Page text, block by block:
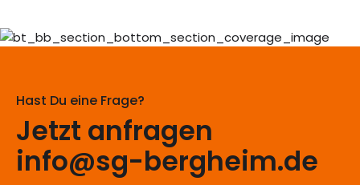
8
9
0
9
0
Hast Du eine Frage?
Jetzt anfragen
info@sg-bergheim.de